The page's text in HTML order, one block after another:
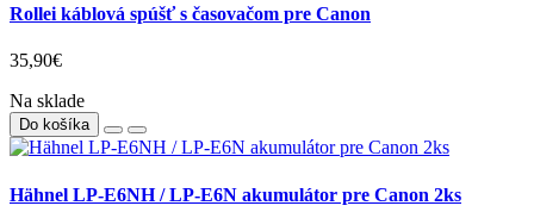
Rollei káblová spúšť s časovačom pre Canon
35,90€
Na sklade
Do košíka
Hähnel LP-E6NH / LP-E6N akumulátor pre Canon 2ks